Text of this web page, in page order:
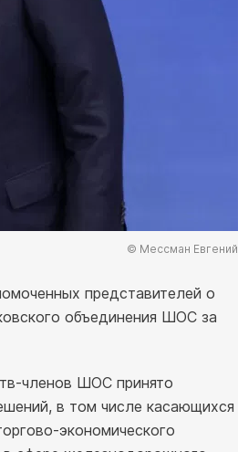
© Мессман Евгений
представителей о
объединения ШОС за
членов ШОС принято
в том числе касающихся
экономического